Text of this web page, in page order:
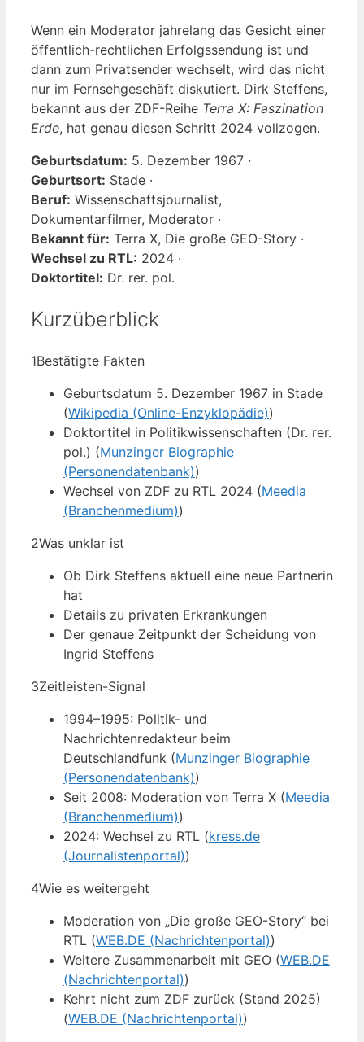
Wenn ein Moderator jahrelang das Gesicht einer
öffentlich-rechtlichen Erfolgssendung ist und
dann zum Privatsender wechselt, wird das nicht
nur im Fernsehgeschäft diskutiert. Dirk Steffens,
bekannt aus der ZDF-Reihe Terra X: Faszination
Erde, hat genau diesen Schritt 2024 vollzogen.
Geburtsdatum: 5. Dezember 1967 ·
Geburtsort: Stade ·
Beruf: Wissenschaftsjournalist,
Dokumentarfilmer, Moderator ·
Bekannt für: Terra X, Die große GEO-Story ·
Wechsel zu RTL: 2024 ·
Doktortitel: Dr. rer. pol.
Kurzüberblick
1Bestätigte Fakten
Geburtsdatum 5. Dezember 1967 in Stade
(Wikipedia (Online-Enzyklopädie))
Doktortitel in Politikwissenschaften (Dr. rer.
pol.) (Munzinger Biographie
(Personendatenbank))
Wechsel von ZDF zu RTL 2024 (Meedia
(Branchenmedium))
2Was unklar ist
Ob Dirk Steffens aktuell eine neue Partnerin
hat
Details zu privaten Erkrankungen
Der genaue Zeitpunkt der Scheidung von
Ingrid Steffens
3Zeitleisten-Signal
1994–1995: Politik- und
Nachrichtenredakteur beim
Deutschlandfunk (Munzinger Biographie
(Personendatenbank))
Seit 2008: Moderation von Terra X (Meedia
(Branchenmedium))
2024: Wechsel zu RTL (kress.de
(Journalistenportal))
4Wie es weitergeht
Moderation von „Die große GEO-Story“ bei
RTL (WEB.DE (Nachrichtenportal))
Weitere Zusammenarbeit mit GEO (WEB.DE
(Nachrichtenportal))
Kehrt nicht zum ZDF zurück (Stand 2025)
(WEB.DE (Nachrichtenportal))